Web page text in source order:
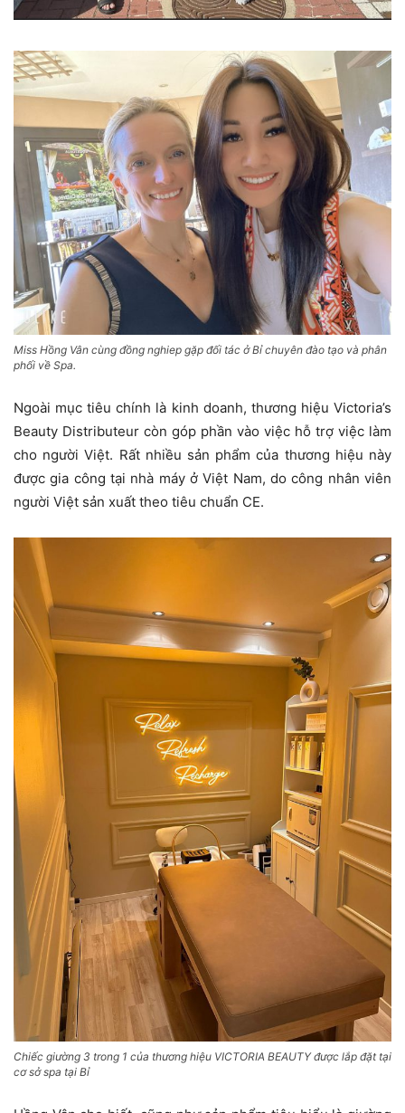
Miss Hồng Vân cùng đồng nghiep gặp đối tác ở Bỉ chuyên đào tạo và phân
phối về Spa.
Ngoài mục tiêu chính là kinh doanh, thương hiệu Victoria’s
Beauty Distributeur còn góp phần vào việc hỗ trợ việc làm
cho người Việt. Rất nhiều sản phẩm của thương hiệu này
được gia công tại nhà máy ở Việt Nam, do công nhân viên
người Việt sản xuất theo tiêu chuẩn CE.
Chiếc giường 3 trong 1 của thương hiệu VICTORIA BEAUTY được lắp đặt tại
cơ sở spa tại Bỉ